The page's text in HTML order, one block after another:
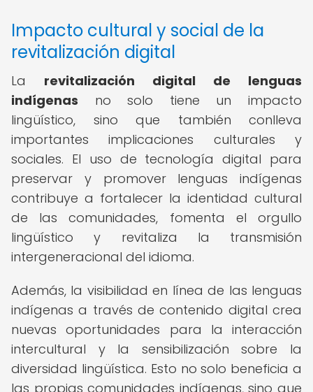
Impacto cultural y social de la
revitalización digital
La revitalización digital de lenguas
indígenas no solo tiene un impacto
lingüístico, sino que también conlleva
importantes implicaciones culturales y
sociales. El uso de tecnología digital para
preservar y promover lenguas indígenas
contribuye a fortalecer la identidad cultural
de las comunidades, fomenta el orgullo
lingüístico y revitaliza la transmisión
intergeneracional del idioma.
Además, la visibilidad en línea de las lenguas
indígenas a través de contenido digital crea
nuevas oportunidades para la interacción
intercultural y la sensibilización sobre la
diversidad lingüística. Esto no solo beneficia a
las propias comunidades indígenas, sino que